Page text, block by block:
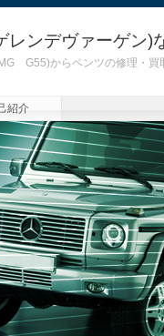
レンデヴァーゲン)
G55)からベンツの修理・買
紹介